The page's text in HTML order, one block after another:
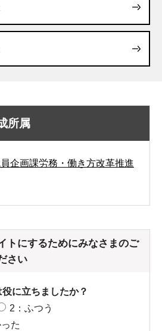
所属
企画課労務・働き方改革推進
トにするためにみなさまのご
さい
に立ちましたか？
2：ふつう
た